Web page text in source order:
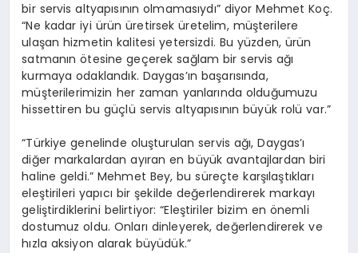
bir servis altyapısının olmamasıydı” diyor Mehmet Koç.
“Ne kadar iyi ürün üretirsek üretelim, müşterilere
ulaşan hizmetin kalitesi yetersizdi. Bu yüzden, ürün
satmanın ötesine geçerek sağlam bir servis ağı
kurmaya odaklandık. Daygas’ın başarısında,
müşterilerimizin her zaman yanlarında olduğumuzu
hissettiren bu güçlü servis altyapısının büyük rolü var.”
“Türkiye genelinde oluşturulan servis ağı, Daygas’ı
diğer markalardan ayıran en büyük avantajlardan biri
haline geldi.” Mehmet Bey, bu süreçte karşılaştıkları
eleştirileri yapıcı bir şekilde değerlendirerek markayı
geliştirdiklerini belirtiyor: “Eleştiriler bizim en önemli
dostumuz oldu. Onları dinleyerek, değerlendirerek ve
hızla aksiyon alarak büyüdük.”